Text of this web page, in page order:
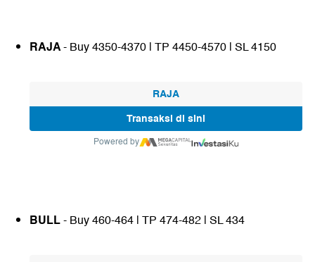
RAJA- Buy 4350-4370 | TP 4450-4570 | SL 4150
RAJA
Transaksi di sini
Powered by
BULL- Buy 460-464 | TP 474-482 | SL 434